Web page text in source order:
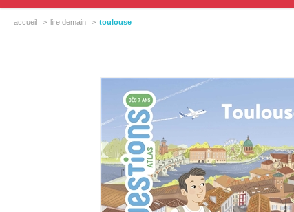
accueil lire demain toulouse